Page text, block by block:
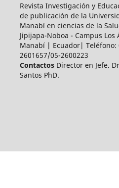
Revista Investigación y
de publicación de la
Manabí en ciencias de la
Jipijapa-Noboa - Campus
Manabí | Ecuador| Teléfono:
2601657/05-2600223
ContactosDirector en Jefe.
Santos PhD.